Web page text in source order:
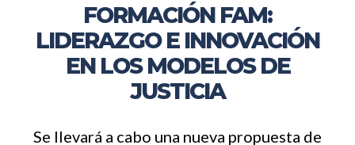
FORMACIÓN FAM:
LIDERAZGO E INNOVACIÓN
EN LOS MODELOS DE
JUSTICIA
Se llevará a cabo una nueva propuesta de